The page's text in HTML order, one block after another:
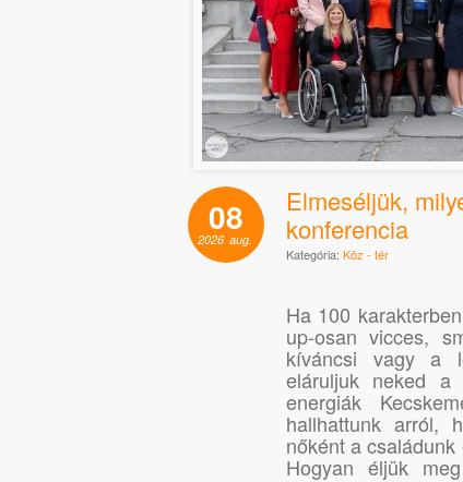
08
2026 aug.
Elmeséljük,
konferencia
Kategória: Köz - tér
Ha 100
up-osan vicces,
kíváncsi vagy a
eláruljuk neked a
energiák
hallhattunk arról,
nőként a
Hogyan éljük